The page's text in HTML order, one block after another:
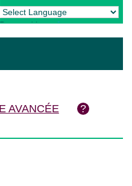
Powered by Translate
AVANCÉE